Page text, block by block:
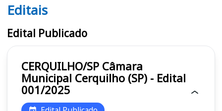
Editais
Editais
Edital Publicado
CERQUILHO/SP Câmara
Municipal Cerquilho (SP) - Edital
001/2025